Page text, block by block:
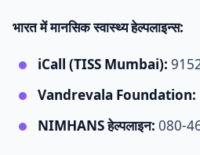
भारत में मानसिक स्वास्थ्य हेल्पलाइन्स:
iCall (TISS Mumbai):
Vandrevala Foundation:
NIMHANS हेल्पलाइन: 080-